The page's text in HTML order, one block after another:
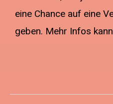
eine Chance auf eine
geben. Mehr Infos